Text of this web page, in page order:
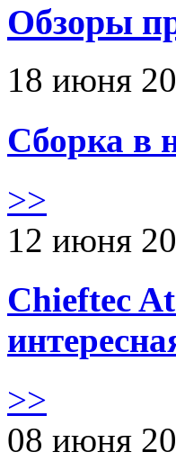
Обзоры
18 июня
Сборка в
>>
12 июня
Chieftec
>>
08 июня